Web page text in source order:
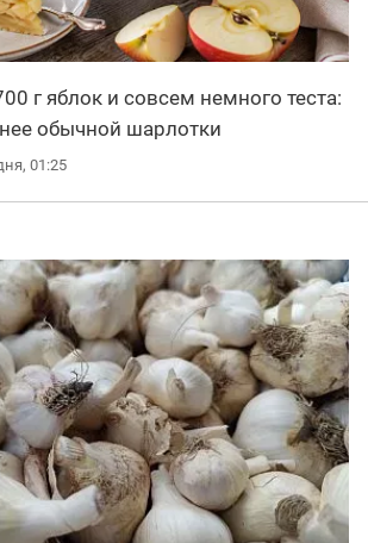
г яблок и совсем немного теста:
обычной шарлотки
01:25